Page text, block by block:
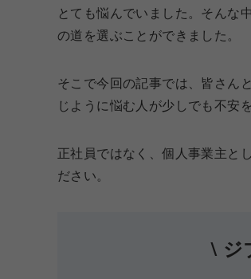
とても悩んでいました。そんな
の道を選ぶことができました。
そこで今回の記事では、皆さん
じように悩む人が少しでも不安
正社員ではなく、個人事業主と
ださい。
\ ジ